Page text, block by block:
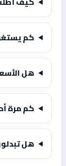
كم
هل
كم مرة
هل